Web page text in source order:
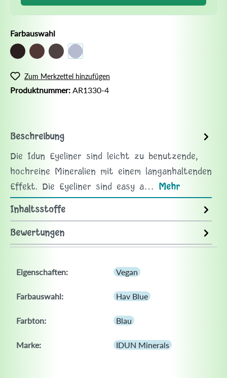
Farbauswahl
Zum Merkzettel hinzufügen
Produktnummer: AR1330-4
Beschreibung
Die Idun Eyeliner sind leicht zu benutzende,
hochreine Mineralien mit einem langanhaltenden
Effekt. Die Eyeliner sind easy a… Mehr
Inhaltsstoffe
Bewertungen
Eigenschaften: Vegan
Farbauswahl: Hav Blue
Farbton: Blau
Marke: IDUN Minerals